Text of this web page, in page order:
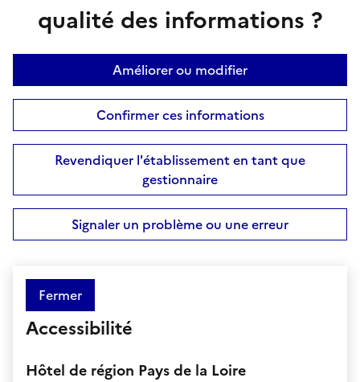
qualité des informations ?
Améliorer ou modifier
Confirmer ces informations
Revendiquer l'établissement en tant que
gestionnaire
Signaler un problème ou une erreur
Fermer
Accessibilité
Hôtel de région Pays de la Loire